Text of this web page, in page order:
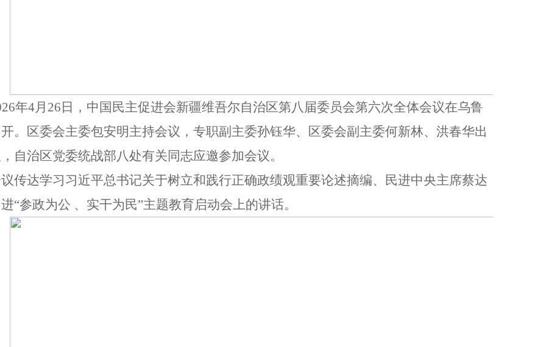
年4月26日，中国民主促进会新疆维吾尔自治区第八届委员会第六次全体会议在乌鲁
。区委会主委包安明主持会议，专职副主委孙钰华、区委会副主委何新林、洪春华出
自治区党委统战部八处有关同志应邀参加会议。
传达学习习近平总书记关于树立和践行正确政绩观重要论述摘编、民进中央主席蔡达
“参政为公 、实干为民”主题教育启动会上的讲话。